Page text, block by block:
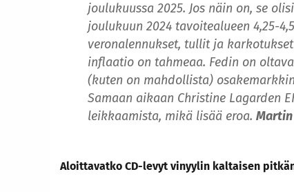
joulukuussa 2025. Jos näin on, se
joulukuun 2024 tavoitealueen 4,25-
veronalennukset, tullit ja
inflaatio on tahmeaa. Fedin on
(kuten on mahdollista)
Samaan aikaan Christine Lagarden
leikkaamista, mikä lisää eroa.
Aloittavatko CD-levyt vinyylin kaltaisen